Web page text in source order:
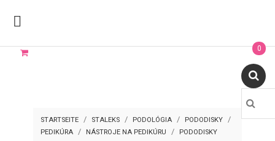

0
STARTSEITE STALEKS PODOLÓGIA
PODODISKY
PEDIKÚRA
NÁSTROJE NA PEDIKÚRU PODODISKY